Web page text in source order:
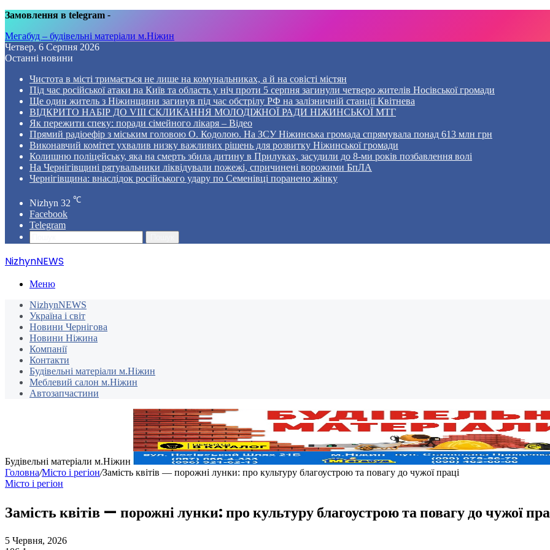
Замовлення в telegram -
Мегабуд – будівельні матеріали м.Ніжин
Четвер, 6 Серпня 2026
Останні новини
Чистота в місті тримається не лише на комунальниках, а й на совісті містян
Під час російської атаки на Київ та область у ніч проти 5 серпня загинули четверо жителів Носівської громади
Ще один житель з Ніжинщини загинув під час обстрілу РФ на залізничній станції Квітнева
ВІДКРИТО НАБІР ДО VIII СКЛИКАННЯ МОЛОДІЖНОЇ РАДИ НІЖИНСЬКОЇ МТГ
Як пережити спеку: поради сімейного лікаря – Відео
Прямий радіоефір з міським головою О. Кодолою. На ЗСУ Ніжинська громада спрямувала понад 613 млн грн
Виконавчий комітет ухвалив низку важливих рішень для розвитку Ніжинської громади
Колишню поліцейську, яка на смерть збила дитину в Прилуках, засудили до 8-ми років позбавлення волі
На Чернігівщині рятувальники ліквідували пожежі, спричинені ворожими БпЛА
Чернігівщина: внаслідок російського удару по Семенівці поранено жінку
Nizhyn 32 ℃
Facebook
Telegram
NizhynNEWS
Меню
NizhynNEWS
Україна і світ
Новини Чернігова
Новини Ніжина
Компанії
Контакти
Будівельні матеріали м.Ніжин
Меблевий салон м.Ніжин
Автозапчастини
Будівельні матеріали м.Ніжин
Головна/Місто і регіон/Замість квітів — порожні лунки: про культуру благоустрою та повагу до чужої праці
Місто і регіон
Замість квітів — порожні лунки: про культуру благоустрою та повагу до чужої
5 Червня, 2026